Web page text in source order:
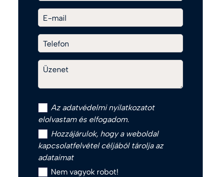
E-mail
Telefon
Üzenet
Az adatvédelmi nyilatkozatot
elolvastam és elfogadom.
Hozzájárulok, hogy a weboldal
kapcsolatfelvétel céljából tárolja az
adataimat
Nem vagyok robot!